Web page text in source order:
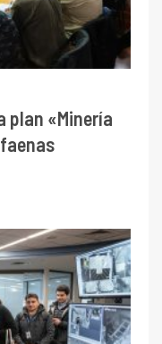
plan «Minería